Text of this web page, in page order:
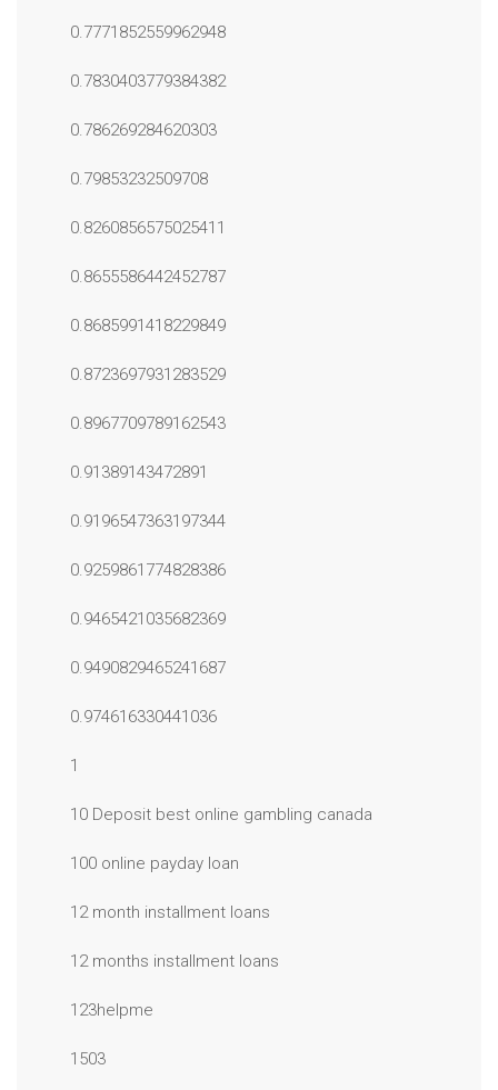
0.7771852559962948
0.7830403779384382
0.786269284620303
0.79853232509708
0.8260856575025411
0.8655586442452787
0.8685991418229849
0.8723697931283529
0.8967709789162543
0.91389143472891
0.9196547363197344
0.9259861774828386
0.9465421035682369
0.9490829465241687
0.974616330441036
1
10 Deposit best online gambling canada
100 online payday loan
12 month installment loans
12 months installment loans
123helpme
1503